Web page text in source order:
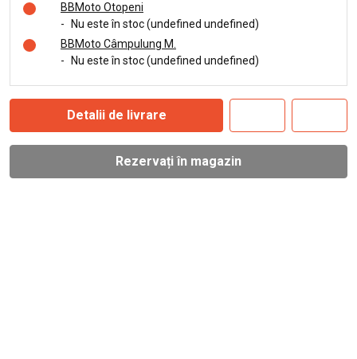
BBMoto Otopeni
-
Nu este în stoc (undefined undefined)
BBMoto Câmpulung M.
-
Nu este în stoc (undefined undefined)
Detalii de livrare
Rezervați în magazin